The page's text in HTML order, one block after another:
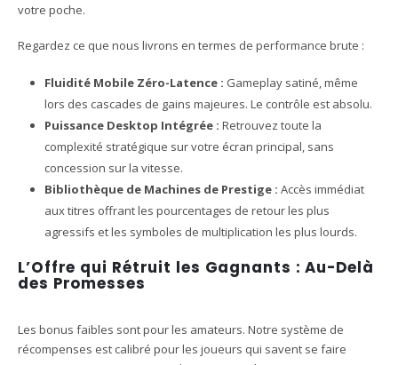
votre poche.
Regardez ce que nous livrons en termes de performance brute :
Fluidité Mobile Zéro-Latence : Gameplay satiné, même
lors des cascades de gains majeures. Le contrôle est absolu.
Puissance Desktop Intégrée : Retrouvez toute la
complexité stratégique sur votre écran principal, sans
concession sur la vitesse.
Bibliothèque de Machines de Prestige : Accès immédiat
aux titres offrant les pourcentages de retour les plus
agressifs et les symboles de multiplication les plus lourds.
L’Offre qui Rétruit les Gagnants : Au-Delà
des Promesses
Les bonus faibles sont pour les amateurs. Notre système de
récompenses est calibré pour les joueurs qui savent se faire